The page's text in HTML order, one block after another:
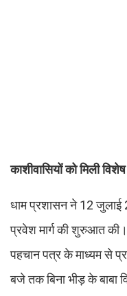
काशीवासियों को मिली
धाम प्रशासन ने 12 जुलाई
प्रवेश मार्ग की शुरुआत
पहचान पत्र के माध्यम से
बजे तक बिना भीड़ के